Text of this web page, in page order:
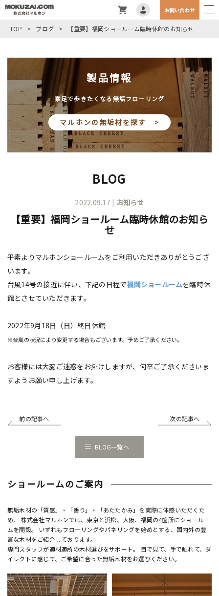
お問い合わせ
TOP > ブログ > 【重要】福岡ショールーム臨時休館のお知らせ
製品情報
素足で歩きたくなる無垢フローリング
マルホンの無垢材を探す >
BLOG
2022.09.17 | お知らせ
【重要】福岡ショールーム臨時休館のお知ら
せ
平素よりマルホンショールームをご利用いただきありがとうござ
います。
台風14号の接近に伴い、下記の日程で福岡ショールームを臨時休
館とさせていただきます。
2022年9月18日（日）終日休館
※台風の状況により変更する場合もございます。予めご了承ください。
お客様には大変ご迷惑をお掛けしますが、何卒ご了承くださいま
すようお願い申し上げます。
前の記事へ 次の記事へ
BLOG一覧へ
ショールームのご案内
無垢木材の「質感」・「香り」・「あたたかみ」を実際に体感いただくた
め、 株式会社マルホンでは、東京と浜松、大阪、福岡の4箇所にショールー
ムを開設。 いずれもフローリングやパネリングを始めとする、国内外の豊
富な木材をご紹介しております。
専門スタッフが適材適所の木材選びをサポート。 目で見て、手で触れて、ダ
イレクトに感じて、ご希望に合った無垢木材をお選びください。